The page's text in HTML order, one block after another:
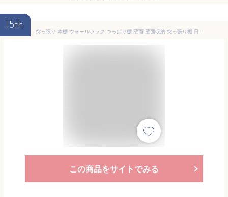
15th
突っ張り 本棚 ウォールラック つっぱり棚 壁面 壁面収納 突っ張り棚 日本製 スリム 収納 棚 漫画 大容量 耐震 つっぱり式 ラック 伸縮 ツッパリ棚 突っ張りラック 幅75 壁面本棚 強力 木製 キッチン 奥行20cm ホワイト オーク casa
この商品をサイトでみる